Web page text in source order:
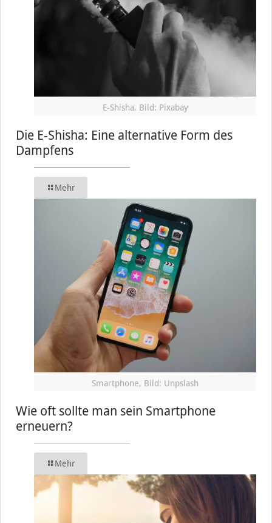
E-Shisha, Bild: Pixabay
Die E-Shisha: Eine alternative Form des
Dampfens
Mehr
Smartphone, Bild: Unpslash
Wie oft sollte man sein Smartphone
erneuern?
Mehr